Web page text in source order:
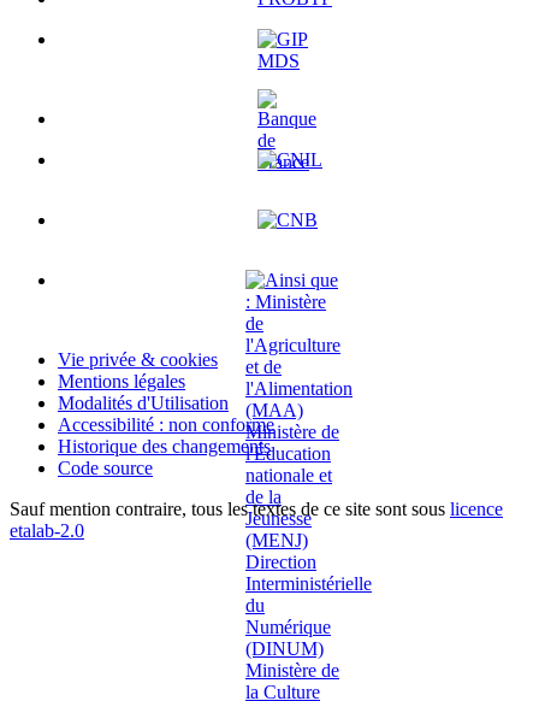
Vie privée & cookies
Mentions légales
Modalités d'Utilisation
Accessibilité : non conforme
Historique des changements
Code source
Sauf mention contraire, tous les textes de ce site sont sous licence
etalab-2.0